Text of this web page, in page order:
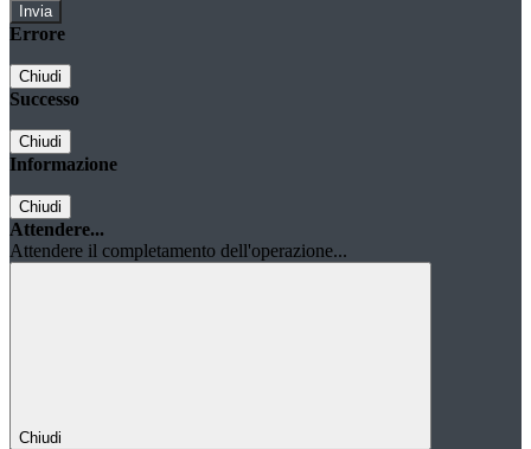
Errore
Chiudi
Successo
Chiudi
Informazione
Chiudi
Attendere...
Attendere il completamento dell'operazione...
Chiudi